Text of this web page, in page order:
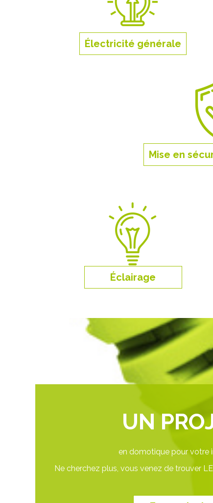
Électricité générale
Mise en
Éclairage
UN
en domotique pour votre
Ne cherchez plus, vous venez de trouver